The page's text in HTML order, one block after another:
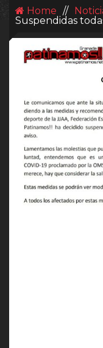
Home //
Suspendidas